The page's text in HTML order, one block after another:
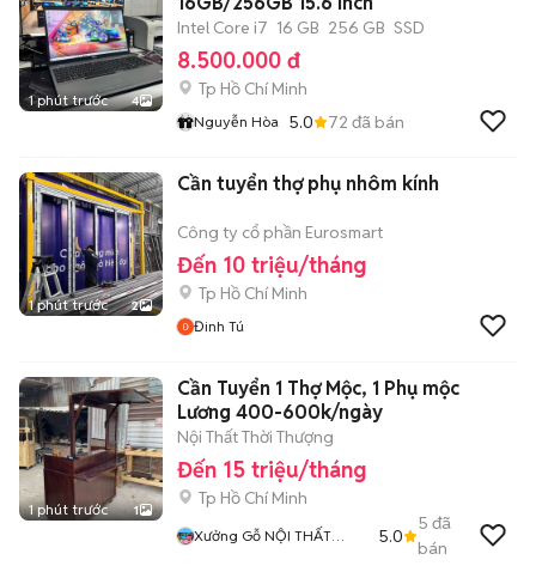
1 phút trước 4
Intel Core i7 16 GB 256 GB SSD
8.500.000 đ
Tp Hồ Chí Minh
Nguyễn Hòa 5.0 72 đã bán
1 phút trước 2
Cần tuyển thợ phụ nhôm kính
Công ty cổ phần Eurosmart
Đến 10 triệu/tháng
Tp Hồ Chí Minh
Đinh Tú
1 phút trước 1
Cần Tuyển 1 Thợ Mộc, 1 Phụ mộc
Lương 400-600k/ngày
Nội Thất Thời Thượng
Đến 15 triệu/tháng
Tp Hồ Chí Minh
Xưởng Gỗ NỘI THẤT
5.0
5 đã
bán